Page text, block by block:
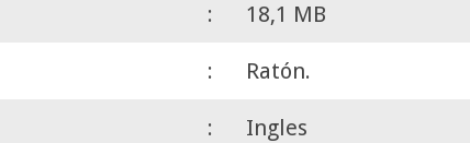
: 18,1 MB
: Ratón.
: Ingles